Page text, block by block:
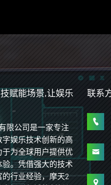
赋能场景,让娱乐
限公司是一家专注
娱乐技术创新的高
为全球用户提供优
。凭借强大的技术
行业经验，摩天2
联系